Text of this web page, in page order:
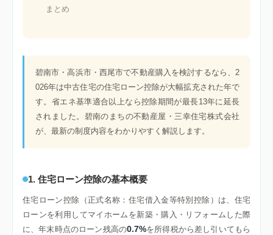
まとめ
碧南市・高浜市・西尾市で不動産購入を検討するなら、2
026年は中古住宅の住宅ローン控除が大幅拡充された年で
す。省エネ基準適合以上なら控除期間が最長13年に延長
されました。碧南のまちの不動産屋・三幸住宅株式会社
が、最新の制度内容をわかりやすく解説します。
1. 住宅ローン控除の基本概要
住宅ローン控除（正式名称：住宅借入金等特別控除）は、住宅
ローンを利用してマイホームを新築・購入・リフォームした際
に、年末時点のローン残高の0.7%を所得税から差し引いてもら